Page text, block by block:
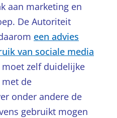
aan marketing en
De Autoriteit
een advies
van sociale media
moet zelf duidelijke
de
onder andere de
gebruikt mogen